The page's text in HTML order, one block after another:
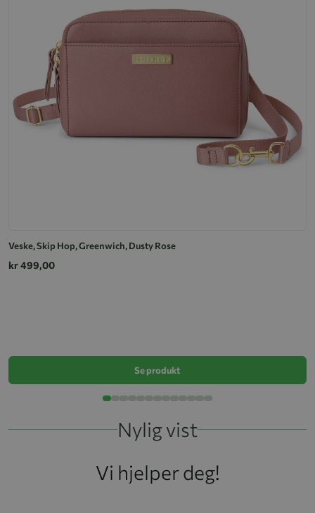
Veske, Skip Hop, Greenwich, Dusty Rose
kr 499,00
Se produkt
Nylig vist
Vi hjelper deg!